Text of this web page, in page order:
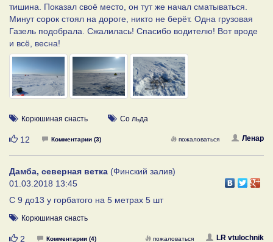
тишина. Показал своё место, он тут же начал сматываться.
Минут сорок стоял на дороге, никто не берёт. Одна грузовая
Газель подобрала. Сжалилась! Спасибо водителю! Вот вроде
и всё, весна!
Корюшиная снасть Со льда
Нравится
12 Комментарии (3) Ленар
пожаловаться
Дамба, северная ветка (Финский залив)
01.03.2018 13:45
С 9 до13 у горбатого на 5 метрах 5 шт
Корюшиная снасть
Нравится
2 Комментарии (4) LR vtulochnik
пожаловаться